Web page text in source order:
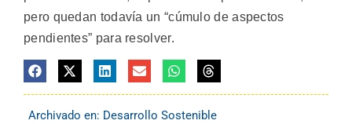
pero quedan todavía un “cúmulo de aspectos
pendientes” para resolver.
Archivado en: Desarrollo Sostenible